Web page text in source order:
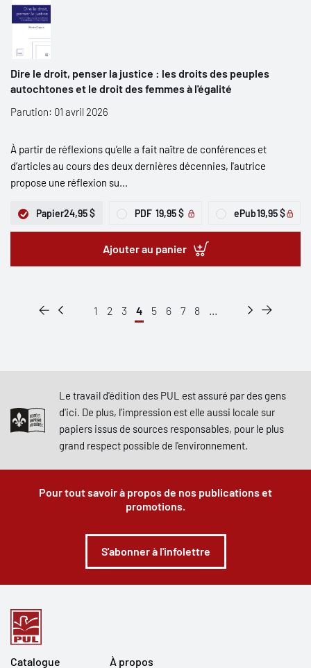
Dire le droit, penser la justice : les droits des peuples
autochtones et le droit des femmes à l'égalité
Parution: 01 avril 2026
À partir de réflexions qu’elle a fait naître de conférences et
d’articles au cours des deux dernières décennies, l'autrice
propose une réflexion su...
Papier24,95 $ PDF 19,95 $ ePub19,95 $
Ajouter au panier
1 2 3 4 5 6 7 8 ...
Le travail d'édition des PUL est assuré par des gens
d'ici. De plus, l'impression est elle aussi locale sur
papiers issus de sources responsables, pour le plus
grand respect possible de l'environnement.
Pour tout savoir à propos de nos publications et
promotions.
S'abonner à l'infolettre
Catalogue À propos